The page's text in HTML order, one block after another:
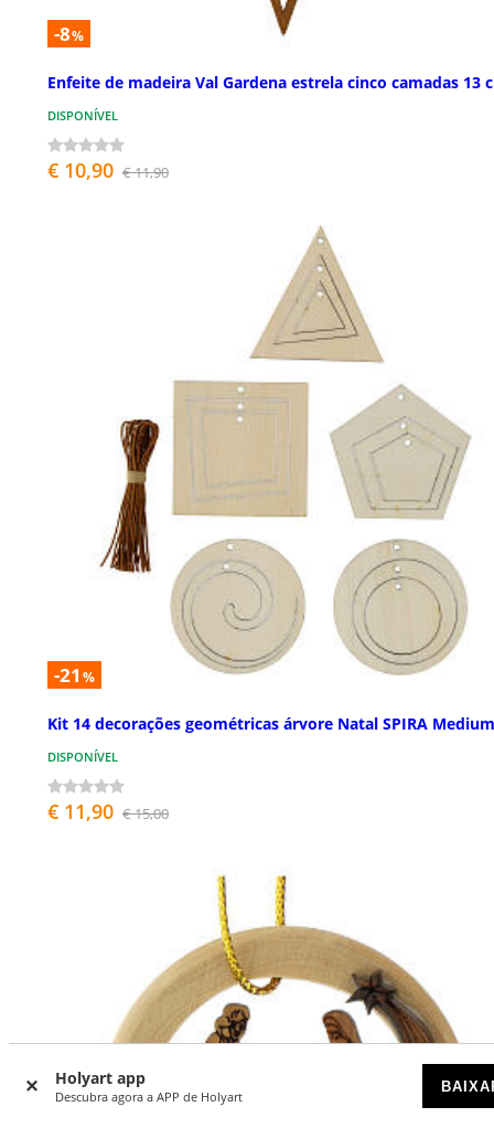
Holyart app
Descubra agora a APP de Holyart
-8%
Enfeite de madeira Val Gardena estrela cinco camadas 13
DISPONÍVEL
€ 10,90 € 11,90
-21 %
Kit 14 decorações geométricas árvore Natal SPIRA Medium
DISPONÍVEL
€ 11,90 € 15,00